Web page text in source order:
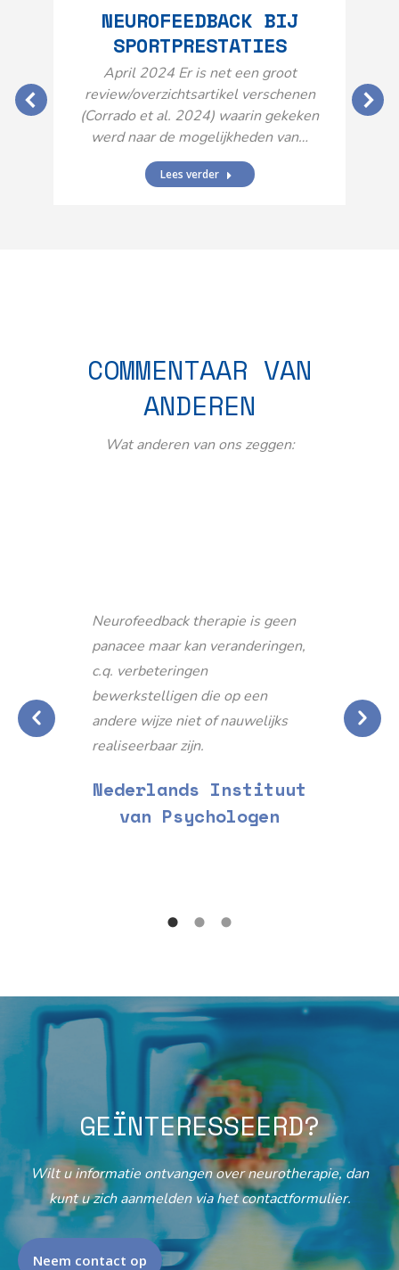
NEUROFEEDBACK BIJ
SPORTPRESTATIES
April 2024 Er is net een groot
review/overzichtsartikel verschenen
(Corrado et al. 2024) waarin gekeken
werd naar de mogelijkheden van…
Lees verder
COMMENTAAR VAN
ANDEREN
Wat anderen van ons zeggen:
Neurofeedback therapie is geen
panacee maar kan veranderingen,
c.q. verbeteringen
bewerkstelligen die op een
andere wijze niet of nauwelijks
realiseerbaar zijn.
Nederlands Instituut
van Psychologen
GEÏNTERESSEERD?
Wilt u informatie ontvangen over neurotherapie, dan
kunt u zich aanmelden via het contactformulier.
Neem contact op